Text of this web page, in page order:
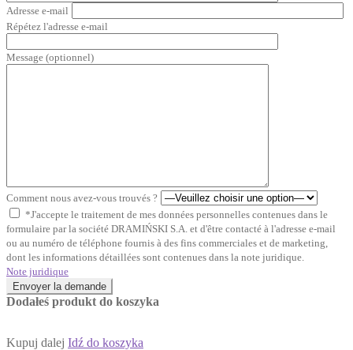
Adresse e-mail
Répétez l'adresse e-mail
Message (optionnel)
Comment nous avez-vous trouvés ?
*J'accepte le traitement de mes données personnelles contenues dans le
formulaire par la société DRAMIŃSKI S.A. et d'être contacté à l'adresse e-mail
ou au numéro de téléphone fournis à des fins commerciales et de marketing,
dont les informations détaillées sont contenues dans la note juridique.
Note juridique
Envoyer la demande
Dodałeś produkt do koszyka
Kupuj dalej Idź do koszyka